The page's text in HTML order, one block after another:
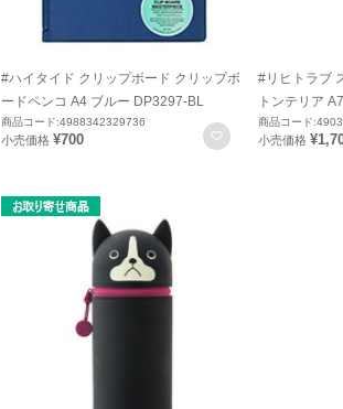
#ハイタイド クリップボード クリップボ
ードペンコ A4 ブルー DP3297-BL
商品コード:4988342329736
小売価格 ¥700 お気に入りに登
#リヒトラブ
トンテリア
商品コード
小売価格